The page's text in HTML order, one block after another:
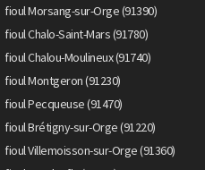
fioul Morsang-sur-Orge (91390)
fioul Chalo-Saint-Mars (91780)
fioul Chalou-Moulineux (91740)
fioul Montgeron (91230)
fioul Pecqueuse (91470)
fioul Brétigny-sur-Orge (91220)
fioul Villemoisson-sur-Orge (91360)